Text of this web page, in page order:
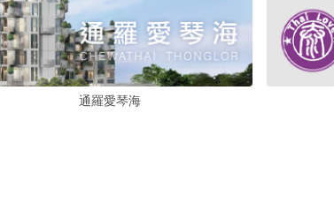
通羅愛琴海